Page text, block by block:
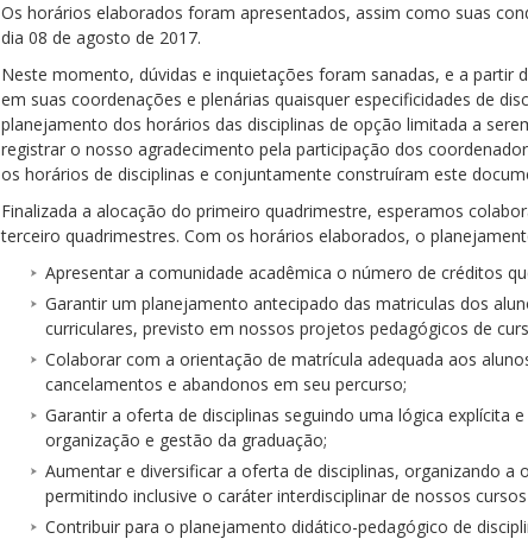
Os horários elaborados foram apresentados, assim como suas
dia 08 de agosto de 2017.
Neste momento, dúvidas e inquietações foram sanadas, e a
em suas coordenações e plenárias quaisquer especificidades de
planejamento dos horários das disciplinas de opção limitada a
registrar o nosso agradecimento pela participação dos
os horários de disciplinas e conjuntamente construíram este
Finalizada a alocação do primeiro quadrimestre, esperamos
terceiro quadrimestres. Com os horários elaborados, o
Apresentar a comunidade acadêmica o número de créditos
Garantir um planejamento antecipado das matriculas dos
curriculares, previsto em nossos projetos pedagógicos de
Colaborar com a orientação de matrícula adequada aos
cancelamentos e abandonos em seu percurso;
Garantir a oferta de disciplinas seguindo uma lógica explícita
organização e gestão da graduação;
Aumentar e diversificar a oferta de disciplinas, organizando
permitindo inclusive o caráter interdisciplinar de nossos
Contribuir para o planejamento didático-pedagógico de